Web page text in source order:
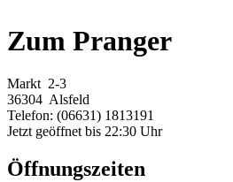
Zum Pranger
Markt 2-3
36304 Alsfeld
Telefon: (06631) 1813191
Jetzt geöffnet bis 22:30 Uhr
Öffnungszeiten